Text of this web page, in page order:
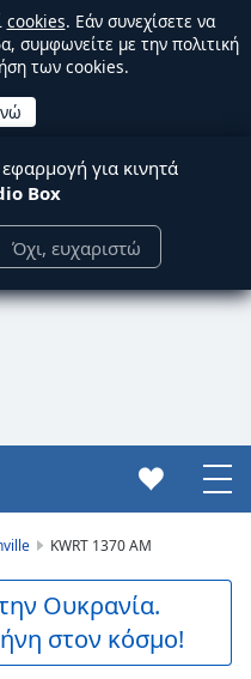
cookies. Εάν συνεχίσετε να
συμφωνείτε με την πολιτική
των cookies.
για κινητά
Box
Όχι, ευχαριστώ
KWRT 1370 AM
Ουκρανία.
στον κόσμο!